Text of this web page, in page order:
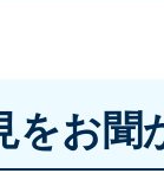
をお聞